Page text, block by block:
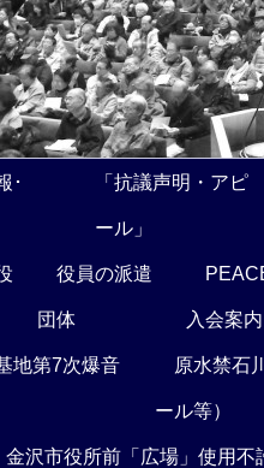
･ 「抗議声明・アピ
ール」
役員の派遣
団体 入会案内
地第7次爆音 原水禁石
ール等）
金沢市役所前「広場」使用不